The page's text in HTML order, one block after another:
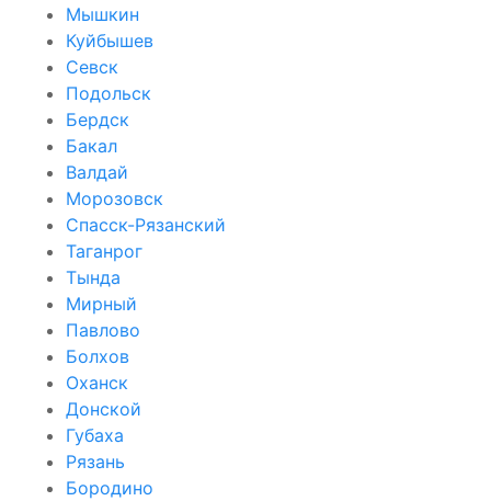
Мышкин
Куйбышев
Севск
Подольск
Бердск
Бакал
Валдай
Морозовск
Спасск-Рязанский
Таганрог
Тында
Мирный
Павлово
Болхов
Оханск
Донской
Губаха
Рязань
Бородино